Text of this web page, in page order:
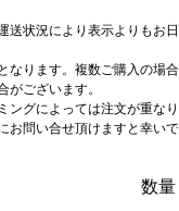
送状況により表示よりもお日
なります。複数ご購入の場合
ございます。
ングによっては注文が重なり
お問い合せ頂けますと幸いで
数量